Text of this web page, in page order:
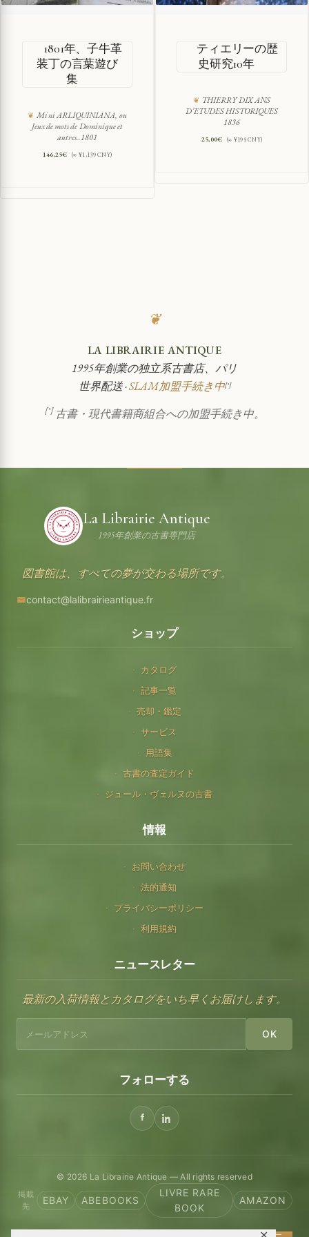
1801年、子牛革
装丁の言葉遊び
集
Mini ARLIQUINIANA, ou
Jeux de mots de Dominique et
autres..1801
146,25€ (≈ ¥1,139 CNY)
ティエリーの歴
史研究10年
THIERRY DIX ANS
D’ETUDES HISTORIQUES
1836
25,00€ (≈ ¥195 CNY)
❦
LA LIBRAIRIE ANTIQUE
1995年創業の独立系古書店、パリ
世界配送 ·SLAM加盟手続き中[*]
[*]古書・現代書籍商組合への加盟手続き中。
La Librairie Antique
1995年創業の古書専門店
図書館は、すべての夢が交わる場所です。
contact@lalibrairieantique.fr
ショップ
カタログ
記事一覧
売却・鑑定
サービス
用語集
古書の査定ガイド
ジュール・ヴェルヌの古書
情報
お問い合わせ
法的通知
プライバシーポリシー
利用規約
ニュースレター
最新の入荷情報とカタログをいち早くお届けします。
OK
フォローする
© 2026 La Librairie Antique — All rights reserved
掲載
先
EBAY ABEBOOKS
LIVRE RARE
BOOK
AMAZON